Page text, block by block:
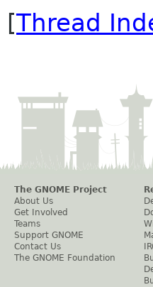
[Thread
The GNOME Project
About Us
Get Involved
Teams
Support GNOME
Contact Us
The GNOME Foundation